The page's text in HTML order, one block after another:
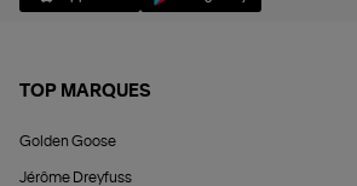
TOP MARQUES
Golden Goose
Jérôme Dreyfuss